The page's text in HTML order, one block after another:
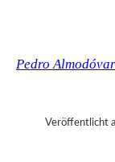
Pedro
Veröffentlicht